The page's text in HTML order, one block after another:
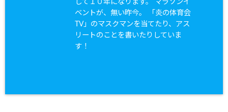
して１０年になります。 マラソンイ
ベントが、無い昨今。 「炎の体育会
TV」のマスクマンを当てたり、アス
リートのことを書いたりしていま
す！